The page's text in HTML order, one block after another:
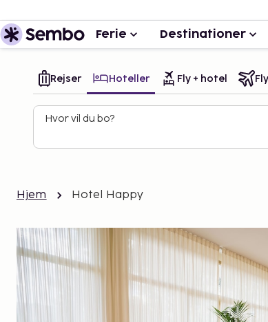
Ferie Destinationer
Rejser Hoteller Fly + hotel Fly
Hvor vil du bo?
Hjem Hotel Happy